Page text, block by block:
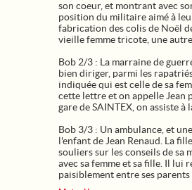
son coeur, et montrant avec
position du militaire aimé à
fabrication des colis de Noël
vieille femme tricote, une
Bob 2/3 : La marraine de
bien diriger, parmi les
indiquée qui est celle de sa
cette lettre et on appelle Jean
gare de SAINTEX, on assiste à
Bob 3/3 : Un ambulance, et
l'enfant de Jean Renaud. La
souliers sur les conseils de
avec sa femme et sa fille. Il lui
paisiblement entre ses